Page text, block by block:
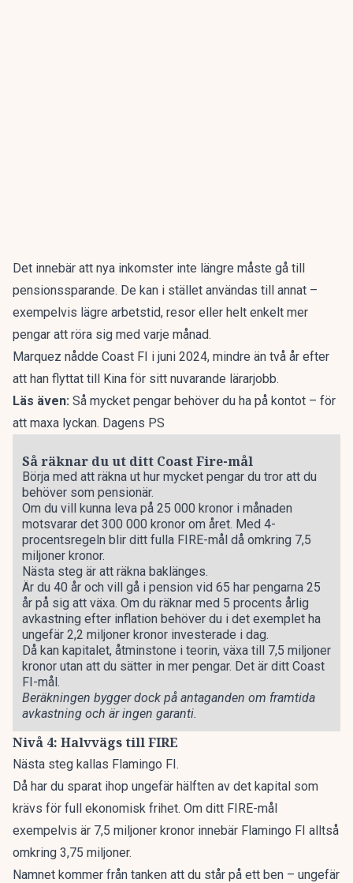
Det innebär att nya inkomster inte längre måste gå till
pensionssparande. De kan i stället användas till annat –
exempelvis lägre arbetstid, resor eller helt enkelt mer
pengar att röra sig med varje månad.
Marquez nådde Coast FI i juni 2024, mindre än två år efter
att han flyttat till Kina för sitt nuvarande lärarjobb.
Läs även: Så mycket pengar behöver du ha på kontot – för
att maxa lyckan. Dagens PS
Så räknar du ut ditt Coast Fire-mål
Börja med att räkna ut hur mycket pengar du tror att du
behöver som pensionär.
Om du vill kunna leva på 25 000 kronor i månaden
motsvarar det 300 000 kronor om året. Med 4-
procentsregeln blir ditt fulla FIRE-mål då omkring 7,5
miljoner kronor.
Nästa steg är att räkna baklänges.
Är du 40 år och vill gå i pension vid 65 har pengarna 25
år på sig att växa. Om du räknar med 5 procents årlig
avkastning efter inflation behöver du i det exemplet ha
ungefär 2,2 miljoner kronor investerade i dag.
Då kan kapitalet, åtminstone i teorin, växa till 7,5 miljoner
kronor utan att du sätter in mer pengar. Det är ditt Coast
FI-mål.
Beräkningen bygger dock på antaganden om framtida
avkastning och är ingen garanti.
Nivå 4: Halvvägs till FIRE
Nästa steg kallas Flamingo FI.
Då har du sparat ihop ungefär hälften av det kapital som
krävs för full ekonomisk frihet. Om ditt FIRE-mål
exempelvis är 7,5 miljoner kronor innebär Flamingo FI alltså
omkring 3,75 miljoner.
Namnet kommer från tanken att du står på ett ben – ungefär